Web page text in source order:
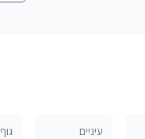
עיניים גוף